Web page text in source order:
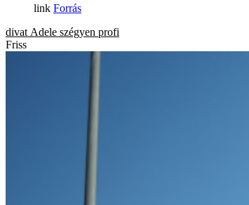
Forrás
divat Adele szégyen profi
Friss